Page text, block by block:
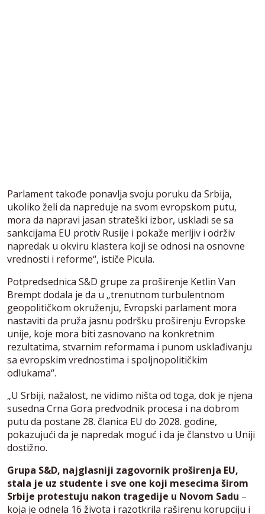
Parlament takođe ponavlja svoju poruku da Srbija,
ukoliko želi da napreduje na svom evropskom putu,
mora da napravi jasan strateški izbor, uskladi se sa
sankcijama EU protiv Rusije i pokaže merljiv i održiv
napredak u okviru klastera koji se odnosi na osnovne
vrednosti i reforme“, ističe Picula.
Potpredsednica S&D grupe za proširenje Ketlin Van
Brempt dodala je da u „trenutnom turbulentnom
geopolitičkom okruženju, Evropski parlament mora
nastaviti da pruža jasnu podršku proširenju Evropske
unije, koje mora biti zasnovano na konkretnim
rezultatima, stvarnim reformama i punom usklađivanju
sa evropskim vrednostima i spoljnopolitičkim
odlukama“.
„U Srbiji, nažalost, ne vidimo ništa od toga, dok je njena
susedna Crna Gora predvodnik procesa i na dobrom
putu da postane 28. članica EU do 2028. godine,
pokazujući da je napredak moguć i da je članstvo u Uniji
dostižno.
Grupa S&D, najglasniji zagovornik proširenja EU,
stala je uz studente i sve one koji mesecima širom
Srbije protestuju nakon tragedije u Novom Sadu –
koja je odnela 16 života i razotkrila raširenu korupciju i